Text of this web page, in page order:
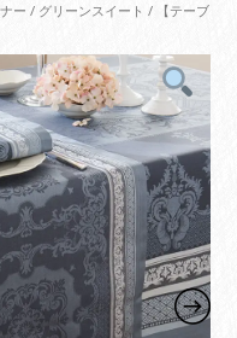
ー / グリーンスイート / 【テーブ